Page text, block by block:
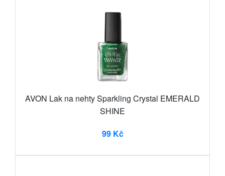
AVON Lak na nehty Sparkling Crystal EMERALD
SHINE
99 Kč